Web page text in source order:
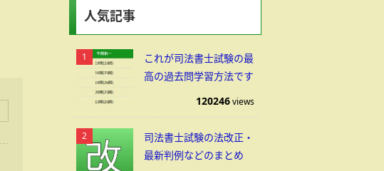
人気記事
これが司法書士試験の最
高の過去問学習方法です
120246views
司法書士試験の法改正・
最新判例などのまとめ